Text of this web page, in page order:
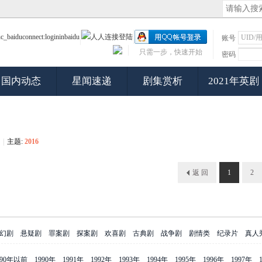
账号
密码
只需一步，快速开始
国内动态 星闻速递 剧集赏析 2021年英剧
主题: 2016
1 2
返 回
剧 悬疑剧 罪案剧 探案剧 欢喜剧 古典剧 战争剧 剧情类 纪录片 真人
年以前 1990年 1991年 1992年 1993年 1994年 1995年 1996年 1997年